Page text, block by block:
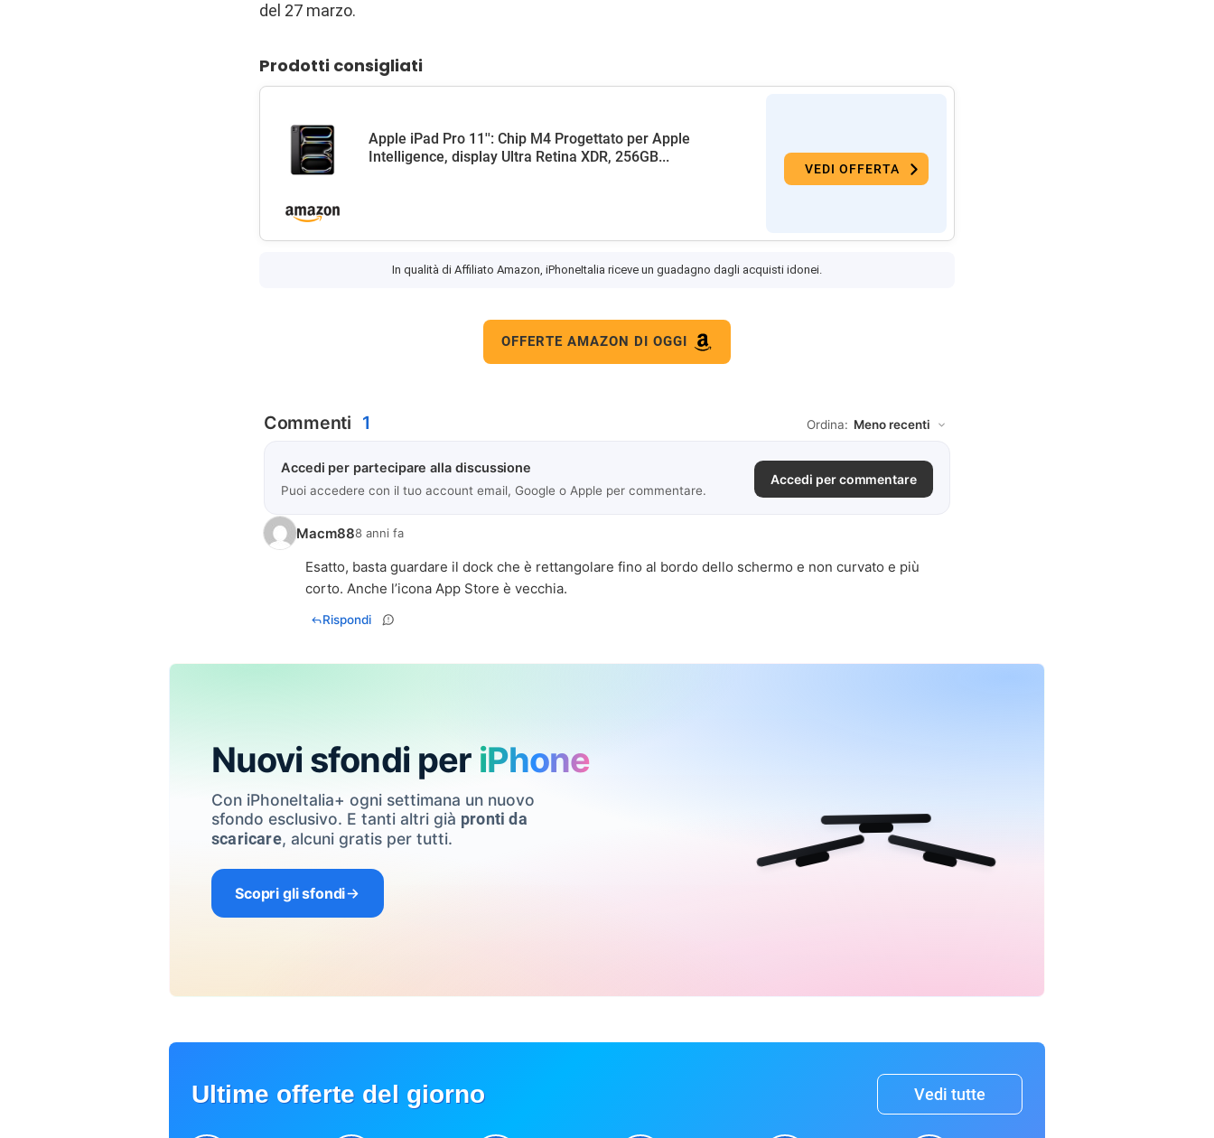
del 27 marzo.
Prodotti consigliati
Apple iPad Pro 11'': Chip M4 Progettato per Apple
Intelligence, display Ultra Retina XDR, 256GB...
VEDI OFFERTA
In qualità di Affiliato Amazon, iPhoneItalia riceve un guadagno dagli acquisti idonei.
OFFERTE AMAZON DI OGGI
Commenti 1 Ordina:
Accedi per partecipare alla discussione
Puoi accedere con il tuo account email, Google o Apple per commentare.
Accedi per commentare
Macm888 anni fa
Esatto, basta guardare il dock che è rettangolare fino al bordo dello schermo e non curvato e più
corto. Anche l’icona App Store è vecchia.
Rispondi
Nuovi sfondi per iPhone
Con iPhoneItalia+ ogni settimana un nuovo
sfondo esclusivo. E tanti altri già pronti da
scaricare, alcuni gratis per tutti.
Scopri gli sfondi
Ultime offerte del giorno Vedi tutte